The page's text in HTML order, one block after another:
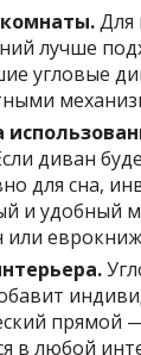
Для
лучше
угловые
диван
для сна,
и удобный
или
прямой
в любой